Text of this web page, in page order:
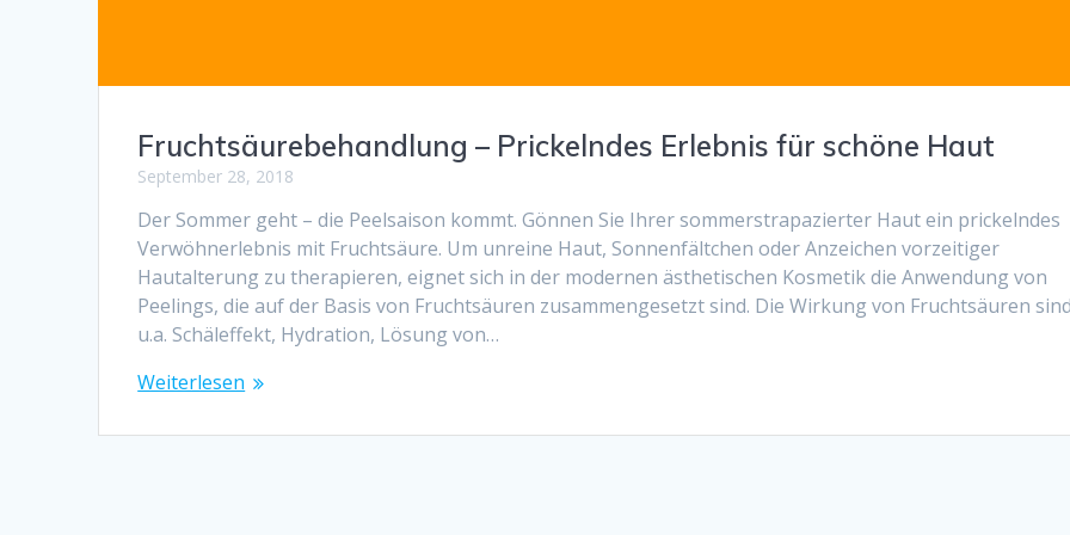
Fruchtsäurebehandlung – Prickelndes Erlebnis für schöne Haut
September 28, 2018
Der Sommer geht – die Peelsaison kommt. Gönnen Sie Ihrer sommerstrapazierter Haut ein prickelndes
Verwöhnerlebnis mit Fruchtsäure. Um unreine Haut, Sonnenfältchen oder Anzeichen vorzeitiger
Hautalterung zu therapieren, eignet sich in der modernen ästhetischen Kosmetik die Anwendung von
Peelings, die auf der Basis von Fruchtsäuren zusammengesetzt sind. Die Wirkung von Fruchtsäuren
u.a. Schäleffekt, Hydration, Lösung von…
Weiterlesen